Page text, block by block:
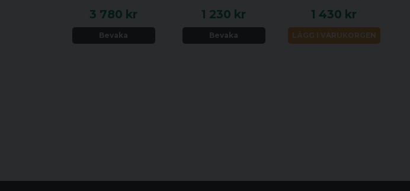
3 780 kr
Bevaka
1 230 kr
Bevaka
1 430 kr
LÄGG I VARUKORGEN